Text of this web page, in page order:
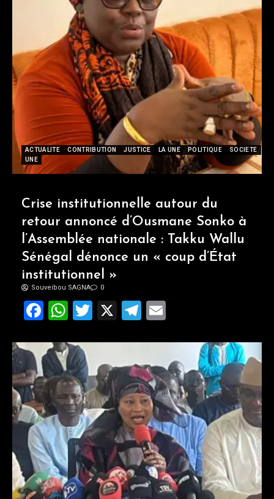
ACTUALITE CONTRIBUTION JUSTICE LA UNE POLITIQUE
SOCIETE
UNE
Crise institutionnelle autour du
retour annoncé d’Ousmane Sonko à
l’Assemblée nationale : Takku Wallu
Sénégal dénonce un « coup d’État
institutionnel »
Souveibou SAGNA 0
Facebook
WhatsApp
Twitter
X Telegram